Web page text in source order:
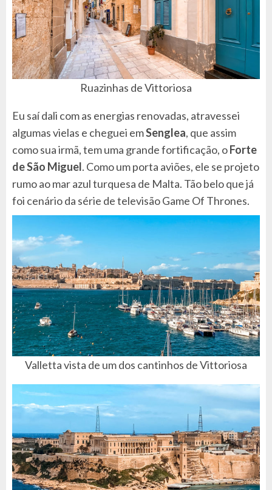
Ruazinhas de Vittoriosa
Eu saí dali com as energias renovadas, atravessei
algumas vielas e cheguei emSenglea, que assim
como sua irmã, tem uma grande fortificação, oForte
de São Miguel. Como um porta aviões, ele se projeto
rumo ao mar azul turquesa de Malta. Tão belo que já
foi cenário da série de televisão Game Of Thrones.
Valletta vista de um dos cantinhos de Vittoriosa